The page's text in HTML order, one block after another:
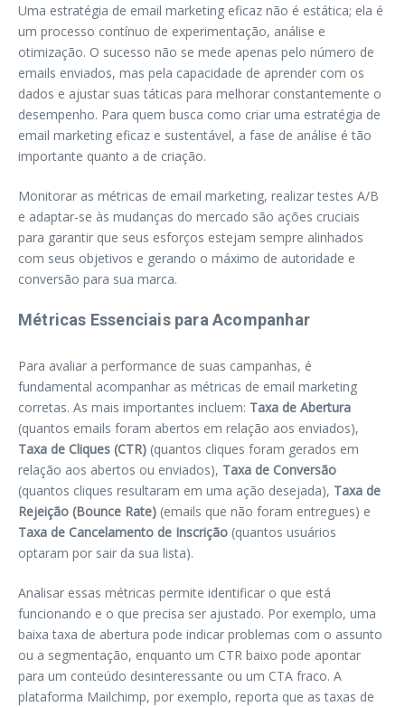
Uma estratégia de email marketing eficaz não é estática; ela é
um processo contínuo de experimentação, análise e
otimização. O sucesso não se mede apenas pelo número de
emails enviados, mas pela capacidade de aprender com os
dados e ajustar suas táticas para melhorar constantemente o
desempenho. Para quem busca como criar uma estratégia de
email marketing eficaz e sustentável, a fase de análise é tão
importante quanto a de criação.
Monitorar as métricas de email marketing, realizar testes A/B
e adaptar-se às mudanças do mercado são ações cruciais
para garantir que seus esforços estejam sempre alinhados
com seus objetivos e gerando o máximo de autoridade e
conversão para sua marca.
Métricas Essenciais para Acompanhar
Para avaliar a performance de suas campanhas, é
fundamental acompanhar as métricas de email marketing
corretas. As mais importantes incluem: Taxa de Abertura
(quantos emails foram abertos em relação aos enviados),
Taxa de Cliques (CTR) (quantos cliques foram gerados em
relação aos abertos ou enviados), Taxa de Conversão
(quantos cliques resultaram em uma ação desejada), Taxa de
Rejeição (Bounce Rate) (emails que não foram entregues) e
Taxa de Cancelamento de Inscrição (quantos usuários
optaram por sair da sua lista).
Analisar essas métricas permite identificar o que está
funcionando e o que precisa ser ajustado. Por exemplo, uma
baixa taxa de abertura pode indicar problemas com o assunto
ou a segmentação, enquanto um CTR baixo pode apontar
para um conteúdo desinteressante ou um CTA fraco. A
plataforma Mailchimp, por exemplo, reporta que as taxas de